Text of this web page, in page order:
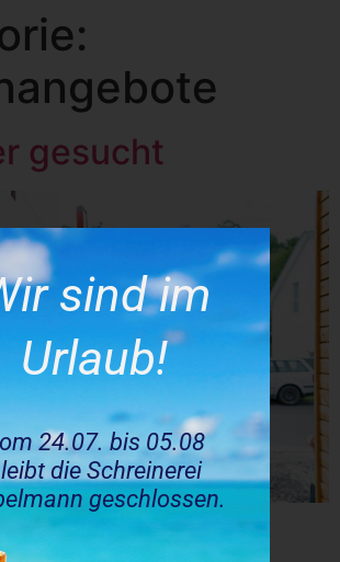
gesucht
sind im
Urlaub!
24.07. bis 05.08
die Schreinerei
geschlossen.